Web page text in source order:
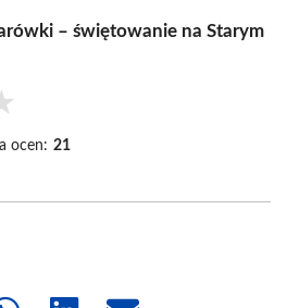
– świętowanie na Starym
ocen: 21